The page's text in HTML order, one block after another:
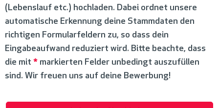
(Lebenslauf etc.) hochladen. Dabei ordnet unsere
automatische Erkennung deine Stammdaten den
richtigen Formularfeldern zu, so dass dein
Eingabeaufwand reduziert wird. Bitte beachte, dass
die mit * markierten Felder unbedingt auszufüllen
sind. Wir freuen uns auf deine Bewerbung!